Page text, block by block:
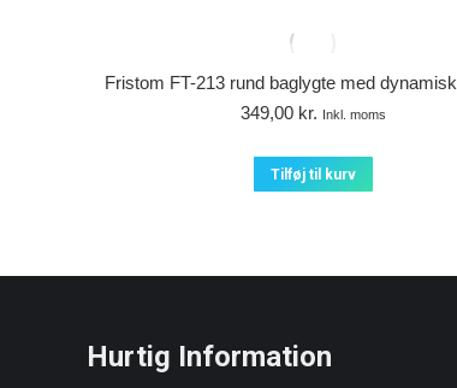
Fristom FT-213 rund baglygte med
349,00 kr. Inkl. moms
Tilføj til kurv
Hurtig Information